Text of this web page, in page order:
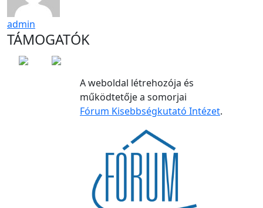
admin
TÁMOGATÓK
A weboldal létrehozója és
működtetője a somorjai
Fórum Kisebbségkutató Intézet.